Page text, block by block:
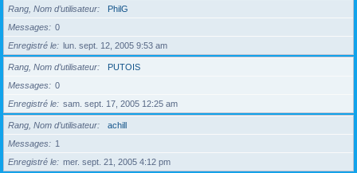
Rang, Nom d’utilisateur
PhilG
Messages
0
Enregistré le
lun. sept. 12, 2005 9:53 am
Rang, Nom d’utilisateur
PUTOIS
Messages
0
Enregistré le
sam. sept. 17, 2005 12:25 am
Rang, Nom d’utilisateur
achill
Messages
1
Enregistré le
mer. sept. 21, 2005 4:12 pm